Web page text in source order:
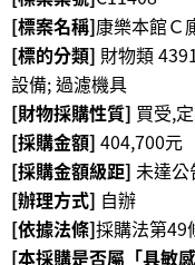
探
索
認
識
我
們
便
民
[標案名稱]康樂本館Ｃ
[標的分類] 財物類
設備; 過濾機具
[財物採購性質] 買受,
[採購金額] 404,700元
[採購金額級距] 未達公
[辦理方式] 自辦
[依據法條]採購法第49
[本採購是否屬「具敏